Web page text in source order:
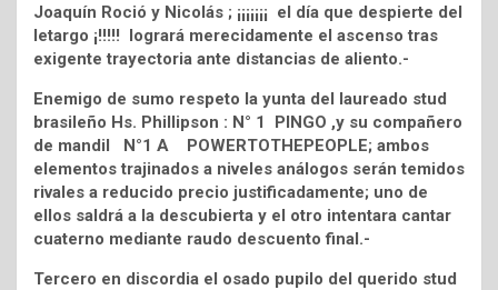
Joaquín Roció y Nicolás ; ¡¡¡¡¡¡¡ el día que despierte del
letargo ¡!!!!! logrará merecidamente el ascenso tras
exigente trayectoria ante distancias de aliento.-
Enemigo de sumo respeto la yunta del laureado stud
brasileño Hs. Phillipson : N° 1 PINGO ,y su compañero
de mandil N°1 A POWERTOTHEPEOPLE; ambos
elementos trajinados a niveles análogos serán temidos
rivales a reducido precio justificadamente; uno de
ellos saldrá a la descubierta y el otro intentara cantar
cuaterno mediante raudo descuento final.-
Tercero en discordia el osado pupilo del querido stud